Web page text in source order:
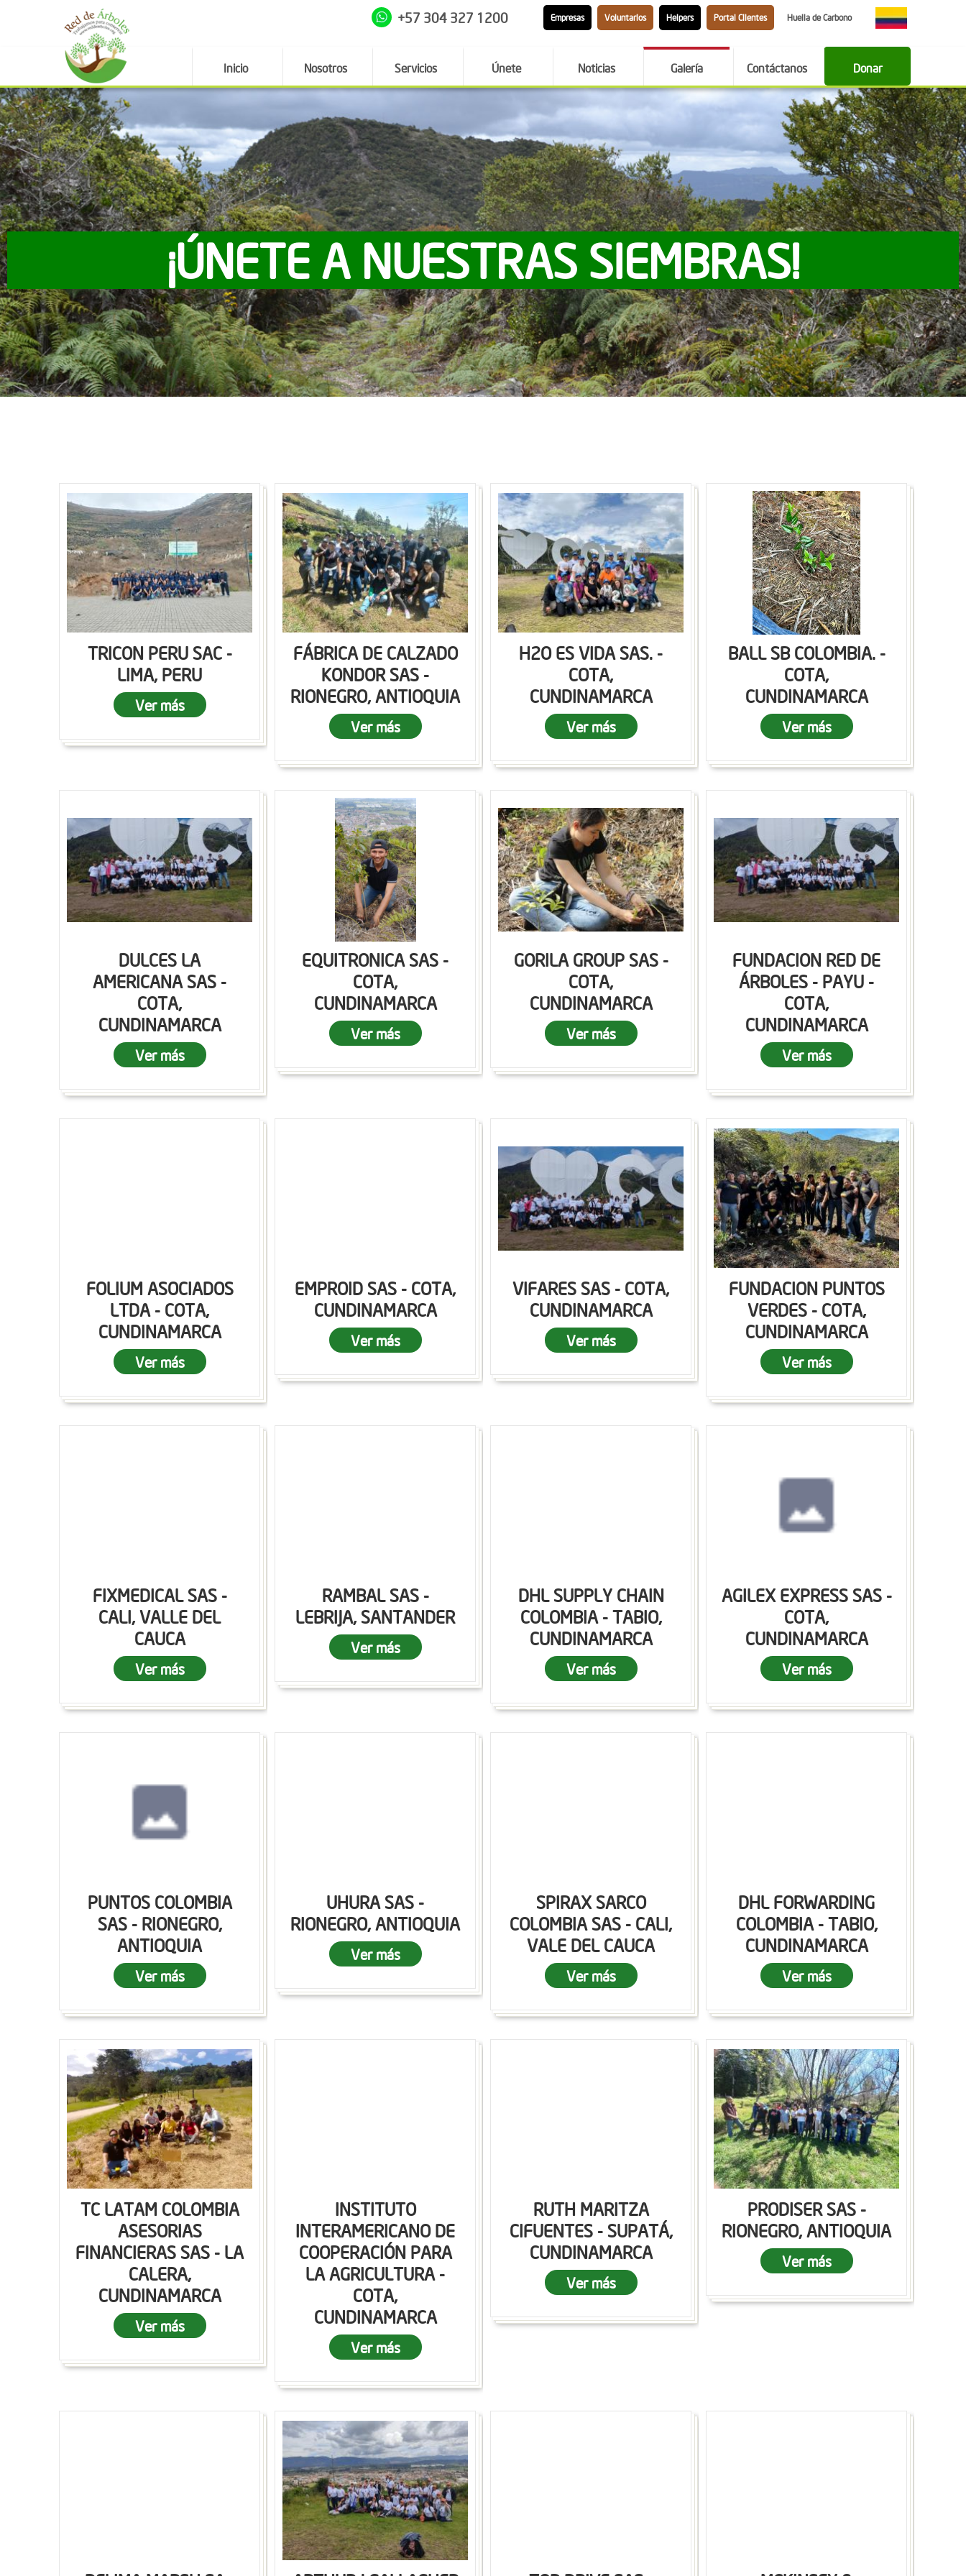
+57 304 327 1200 Empresas Voluntarios Helpers Portal Clientes Huella de Carbono
Inicio Nosotros Servicios Únete Noticias Galería Contáctanos Donar
¡ÚNETE A NUESTRAS SIEMBRAS!
TRICON PERU SAC -
LIMA, PERU
Ver más
FÁBRICA DE CALZADO
KONDOR SAS -
RIONEGRO, ANTIOQUIA
Ver más
H2O ES VIDA SAS. -
COTA,
CUNDINAMARCA
Ver más
BALL SB COLOMBIA. -
COTA,
CUNDINAMARCA
Ver más
DULCES LA
AMERICANA SAS -
COTA,
CUNDINAMARCA
Ver más
EQUITRONICA SAS -
COTA,
CUNDINAMARCA
Ver más
GORILA GROUP SAS -
COTA,
CUNDINAMARCA
Ver más
FUNDACION RED DE
ÁRBOLES - PAYU -
COTA,
CUNDINAMARCA
Ver más
FOLIUM ASOCIADOS
LTDA - COTA,
CUNDINAMARCA
Ver más
EMPROID SAS - COTA,
CUNDINAMARCA
Ver más
VIFARES SAS - COTA,
CUNDINAMARCA
Ver más
FUNDACION PUNTOS
VERDES - COTA,
CUNDINAMARCA
Ver más
FIXMEDICAL SAS -
CALI, VALLE DEL
CAUCA
Ver más
RAMBAL SAS -
LEBRIJA, SANTANDER
Ver más
DHL SUPPLY CHAIN
COLOMBIA - TABIO,
CUNDINAMARCA
Ver más
AGILEX EXPRESS SAS -
COTA,
CUNDINAMARCA
Ver más
PUNTOS COLOMBIA
SAS - RIONEGRO,
ANTIOQUIA
Ver más
UHURA SAS -
RIONEGRO, ANTIOQUIA
Ver más
SPIRAX SARCO
COLOMBIA SAS - CALI,
VALE DEL CAUCA
Ver más
DHL FORWARDING
COLOMBIA - TABIO,
CUNDINAMARCA
Ver más
TC LATAM COLOMBIA
ASESORIAS
FINANCIERAS SAS - LA
CALERA,
CUNDINAMARCA
Ver más
INSTITUTO
INTERAMERICANO DE
COOPERACIÓN PARA
LA AGRICULTURA -
COTA,
CUNDINAMARCA
Ver más
RUTH MARITZA
CIFUENTES - SUPATÁ,
CUNDINAMARCA
Ver más
PRODISER SAS -
RIONEGRO, ANTIOQUIA
Ver más